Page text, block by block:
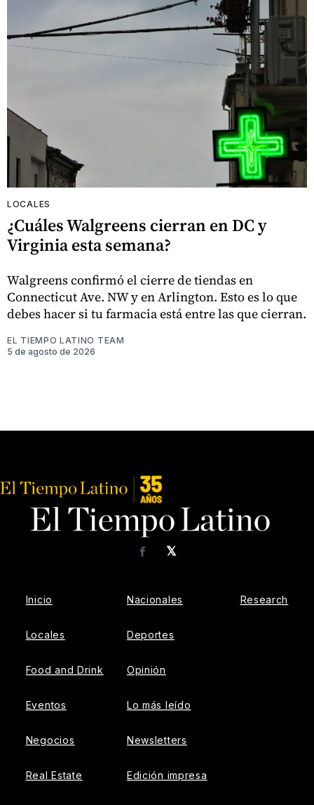
LOCALES
¿Cuáles Walgreens cierran en DC y
Virginia esta semana?
Walgreens confirmó el cierre de tiendas en
Connecticut Ave. NW y en Arlington. Esto es lo que
debes hacer si tu farmacia está entre las que cierran.
EL TIEMPO LATINO TEAM
5 de agosto de 2026
𝕏
Facebook
Inicio
Locales
Food and Drink
Eventos
Negocios
Real Estate
Nacionales
Deportes
Opinión
Lo más leído
Newsletters
Edición impresa
Research